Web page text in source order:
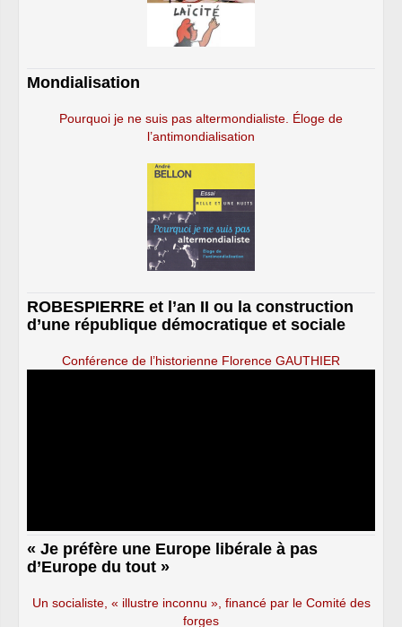
Mondialisation
Pourquoi je ne suis pas altermondialiste. Éloge de
l’antimondialisation
ROBESPIERRE et l’an II ou la construction
d’une république démocratique et sociale
Conférence de l’historienne Florence GAUTHIER
« Je préfère une Europe libérale à pas
d’Europe du tout »
Un socialiste, « illustre inconnu », financé par le Comité des
forges